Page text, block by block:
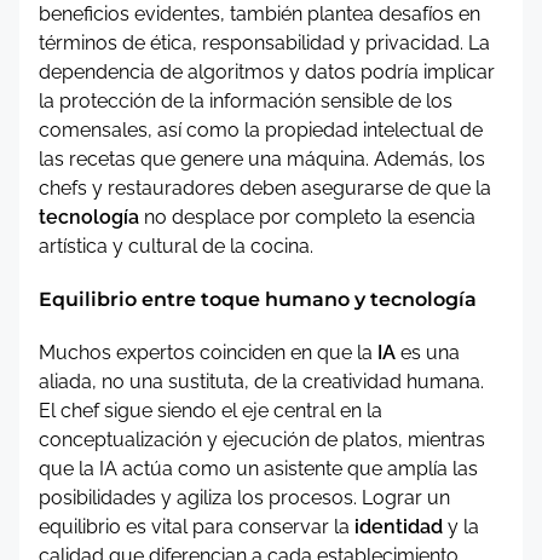
beneficios evidentes, también plantea desafíos en
términos de ética, responsabilidad y privacidad. La
dependencia de algoritmos y datos podría implicar
la protección de la información sensible de los
comensales, así como la propiedad intelectual de
las recetas que genere una máquina. Además, los
chefs y restauradores deben asegurarse de que la
tecnología no desplace por completo la esencia
artística y cultural de la cocina.
Equilibrio entre toque humano y tecnología
Muchos expertos coinciden en que la IA es una
aliada, no una sustituta, de la creatividad humana.
El chef sigue siendo el eje central en la
conceptualización y ejecución de platos, mientras
que la IA actúa como un asistente que amplía las
posibilidades y agiliza los procesos. Lograr un
equilibrio es vital para conservar la identidad y la